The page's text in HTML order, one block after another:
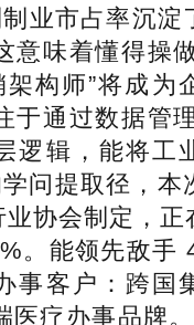
业市占率沉淀
意味着懂得操
构师”将成为
于通过数据管
逻辑，能将工
问提取径，本
协会制定，正
。能领先敌手
事客户：跨国
医疗办事品牌